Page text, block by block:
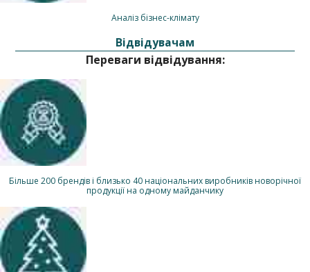
Аналіз бізнес-клімату
Відвідувачам
Переваги відвідування:
Більше 200 брендів і близько 40 національних виробників новорічної
продукції на одному майданчику